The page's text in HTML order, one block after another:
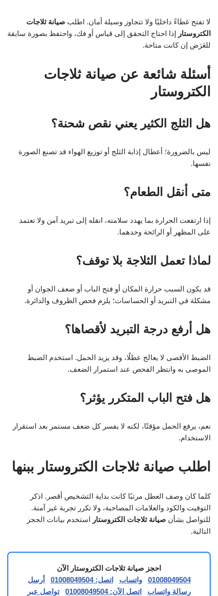
لا تفتح غطاءً داخليًا ولا تتجاوز وسيلة أمان. اطلب صيانة ثلاجات
الكتروستار إذا احتاج التحقق إلى قياس أو فك، واحتفظ بصورة سابقة
للعَرَض إن كانت متاحة.
أسئلة شائعة عن صيانة ثلاجات
الكتروستار
هل الثلج الكثير يعني نقص شحنة؟
ليس بالضرورة؛ أعطال إذابة الثلج أو توزيع الهواء قد تصنع الصورة
نفسها.
متى أنقل الطعام؟
إذا ارتفعت الحرارة بما يهدد سلامته، انقله إلى تبريد آمن ولا تعتمد
على المظهر أو الرائحة وحدهما.
لماذا تعمل الثلاجة بلا توقف؟
قد يكون السبب حرارة المكان أو فتح الباب أو ضعف الجوان أو
مشكلة في التبريد أو الحساسات؛ يلزم فحص الظروف والدائرة.
هل أرفع درجة التبريد لأقصاها؟
الضبط الأقصى لا يعالج عطلًا، وقد يزيد الحمل. استخدم الضبط
الموصى به وانتظر الفحص عند استمرار الضعف.
هل فتح الباب المتكرر يؤثر؟
نعم، يرفع الحمل مؤقتًا، لكنه لا يفسر كل ضعف مستمر بعد استقرار
الاستخدام.
اطلب صيانة ثلاجات الكتروستار ببنها
كلما كان وصف العطل مرتبًا كانت بداية التشخيص أقصر. اذكر
التوقيت والكود والعلامات المصاحبة، ولا تكرر تجربة غير آمنة.
للتواصل بشأن صيانة ثلاجات الكتروستار استخدم بيانات الحجز
التالية.
احجز صيانة ثلاجات الكتروستار الآن
01008049504
واتساب اتصل: 01008049504
أرسل
رسالة واتساب
اتصل الآن: 01008049504 تواصل عبر